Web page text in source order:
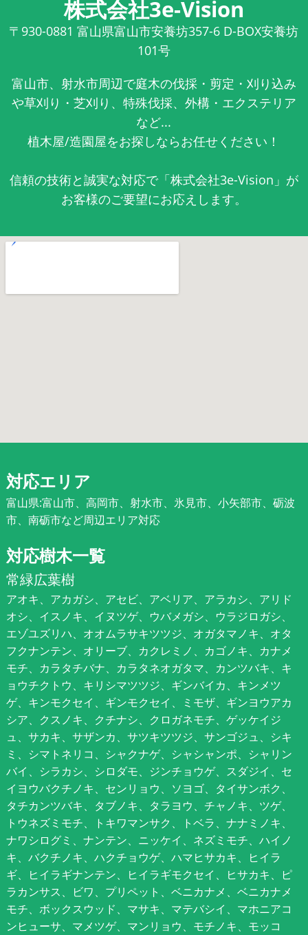
株式会社3e-Vision
〒930-0881 富山県富山市安養坊357-6 D-BOX安養坊
101号
富山市、射水市周辺で庭木の伐採・剪定・刈り込み
や草刈り・芝刈り、特殊伐採、外構・エクステリア
など...
植木屋/造園屋をお探しならお任せください！
信頼の技術と誠実な対応で「株式会社3e-Vision」が
お客様のご要望にお応えします。
対応エリア
富山県:富山市、高岡市、射水市、氷見市、小矢部市、砺波
市、南砺市など周辺エリア対応
対応樹木一覧
常緑広葉樹
アオキ、アカガシ、アセビ、アベリア、アラカシ、アリド
オシ、イスノキ、イヌツゲ、ウバメガシ、ウラジロガシ、
エゾユズリハ、オオムラサキツツジ、オガタマノキ、オタ
フクナンテン、オリーブ、カクレミノ、カゴノキ、カナメ
モチ、カラタチバナ、カラタネオガタマ、カンツバキ、キ
ョウチクトウ、キリシマツツジ、ギンバイカ、キンメツ
ゲ、キンモクセイ、ギンモクセイ、ミモザ、ギンヨウアカ
シア、クスノキ、クチナシ、クロガネモチ、ゲッケイジ
ュ、サカキ、サザンカ、サツキツツジ、サンゴジュ、シキ
ミ、シマトネリコ、シャクナゲ、シャシャンポ、シャリン
バイ、シラカシ、シロダモ、ジンチョウゲ、スダジイ、セ
イヨウバクチノキ、センリョウ、ソヨゴ、タイサンボク、
タチカンツバキ、タブノキ、タラヨウ、チャノキ、ツゲ、
トウネズミモチ、トキワマンサク、トベラ、ナナミノキ、
ナワシログミ、ナンテン、ニッケイ、ネズミモチ、ハイノ
キ、バクチノキ、ハクチョウゲ、ハマヒサカキ、ヒイラ
ギ、ヒイラギナンテン、ヒイラギモクセイ、ヒサカキ、ピ
ラカンサス、ビワ、プリペット、ベニカナメ、ベニカナメ
モチ、ボックスウッド、マサキ、マテバシイ、マホニアコ
ンヒューサ、マメツゲ、マンリョウ、モチノキ、モッコ